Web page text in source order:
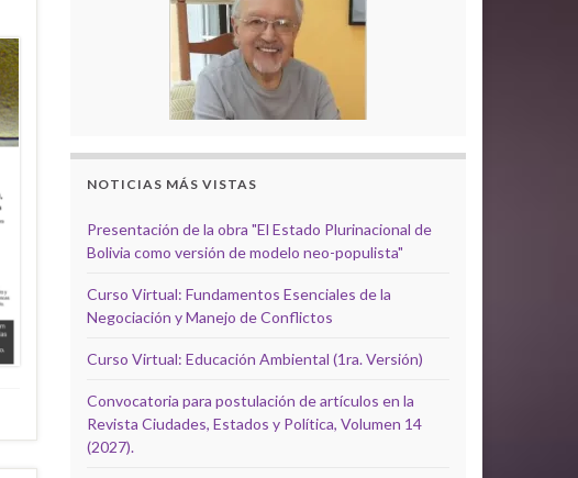
NOTICIAS MÁS VISTAS
Presentación de la obra "El Estado Plurinacional de
Bolivia como versión de modelo neo-populista"
Curso Virtual: Fundamentos Esenciales de la
Negociación y Manejo de Conflictos
Curso Virtual: Educación Ambiental (1ra. Versión)
Convocatoria para postulación de artículos en la
Revista Ciudades, Estados y Política, Volumen 14
(2027).